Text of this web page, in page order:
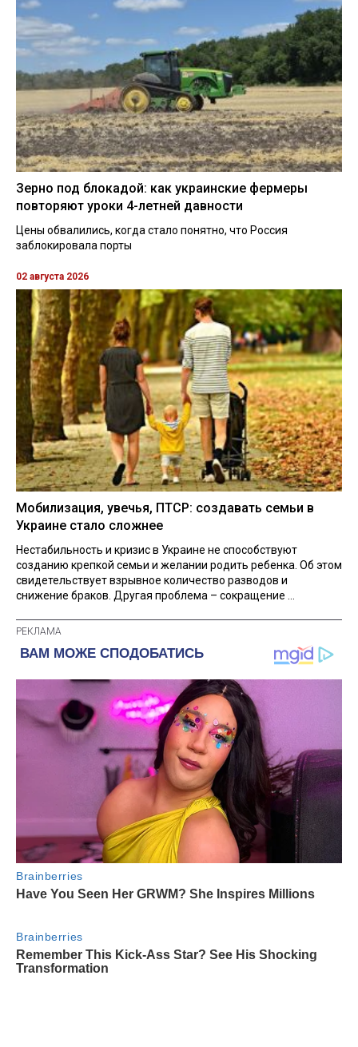
Зерно под блокадой: как украинские фермеры
повторяют уроки 4-летней давности
Цены обвалились, когда стало понятно, что Россия
заблокировала порты
02 августа 2026
Мобилизация, увечья, ПТСР: создавать семьи в
Украине стало сложнее
Нестабильность и кризис в Украине не способствуют
созданию крепкой семьи и желании родить ребенка. Об этом
свидетельствует взрывное количество разводов и
снижение браков. Другая проблема – сокращение ...